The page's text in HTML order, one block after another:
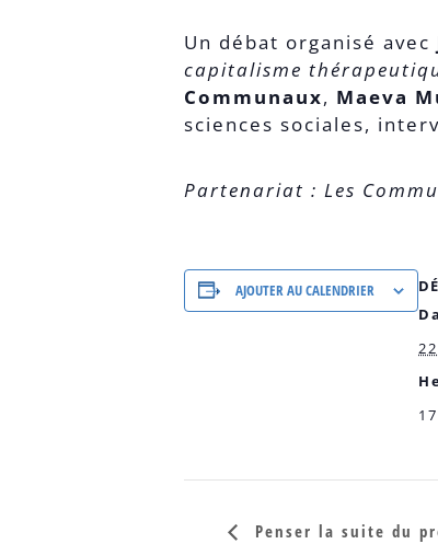
Un débat organisé avec
capitalisme
Communaux, Maeva
sciences sociales,
Partenariat : Les
AJOUTER AU CALENDRIER
Penser la suite du